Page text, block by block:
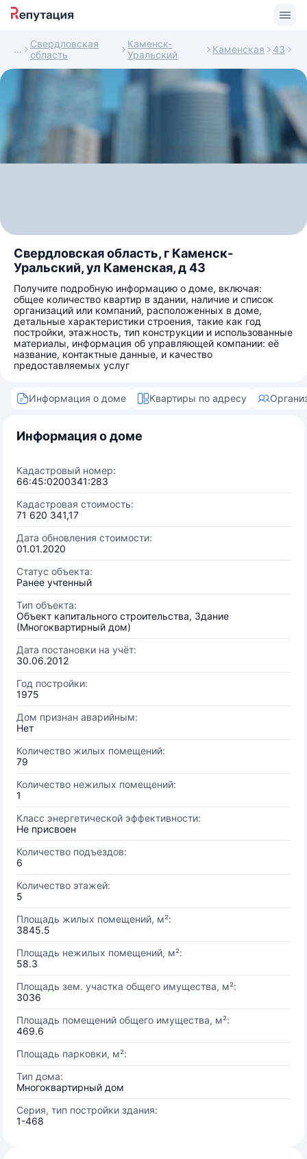
Свердловская
область
Каменск-
Уральский
Каменская 43
Свердловская область, г Каменск-
Уральский, ул Каменская, д 43
Получите подробную информацию о доме, включая:
общее количество квартир в здании, наличие и список
организаций или компаний, расположенных в доме,
детальные характеристики строения, такие как год
постройки, этажность, тип конструкции и использованные
материалы, информация об управляющей компании: её
название, контактные данные, и качество
предоставляемых услуг
Информация о доме Квартиры по адресу
Информация о доме
Кадастровый номер:
66:45:0200341:283
Кадастровая стоимость:
71 620 341,17
Дата обновления стоимости:
01.01.2020
Статус объекта:
Ранее учтенный
Тип объекта:
Объект капитального строительства, Здание
(Многоквартирный дом)
Дата постановки на учёт:
30.06.2012
Год постройки:
1975
Дом признан аварийным:
Нет
Количество жилых помещений:
79
Количество нежилых помещений:
1
Класс энергетической эффективности:
Не присвоен
Количество подъездов:
6
Количество этажей:
5
Площадь жилых помещений, м²:
3845.5
Площадь нежилых помещений, м²:
58.3
Площадь зем. участка общего имущества, м²:
3036
Площадь помещений общего имущества, м²:
469.6
Площадь парковки, м²:
Тип дома:
Многоквартирный дом
Серия, тип постройки здания:
1-468